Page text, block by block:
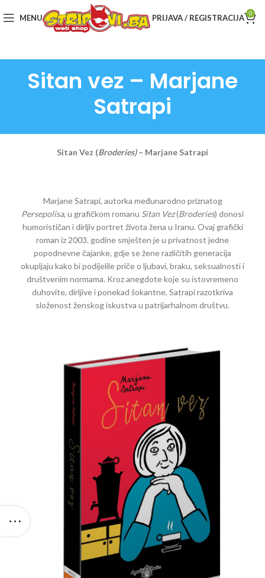
MENU PRIJAVA / REGISTRACIJA 0
Sitan vez – Marjane
Satrapi
Sitan Vez (Broderies)– Marjane Satrapi
Marjane Satrapi, autorka međunarodno priznatog
Persepolisa, u grafičkom romanu Sitan Vez(Broderies) donosi
humorističan i dirljiv portret života žena u Iranu. Ovaj grafički
roman iz 2003. godine smješten je u privatnost jedne
popodnevne čajanke, gdje se žene različitih generacija
okupljaju kako bi podijelile priče o ljubavi, braku, seksualnosti i
društvenim normama. Kroz anegdote koje su istovremeno
duhovite, dirljive i ponekad šokantne, Satrapi razotkriva
složenost ženskog iskustva u patrijarhalnom društvu.